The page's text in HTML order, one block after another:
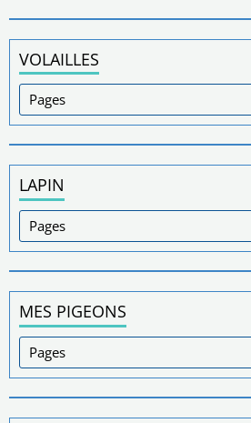
VOLAILLES
LAPIN
MES PIGEONS